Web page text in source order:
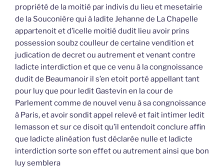
propriété de la moitié par indivis du lieu et mesetairie
de la Souconière qui à ladite Jehanne de La Chapelle
appartenoit et d’icelle moitié dudit lieu avoir prins
possession soubz coulleur de certaine vendition et
judication de decret ou autrement et venant contre
ladicte interdiction et que ce venu à la congnoissance
dudit de Beaumanoir il s’en etoit porté appellant tant
pour luy que pour ledit Gastevin en la cour de
Parlement comme de nouvel venu à sa congnoissance
à Paris, et avoir sondit appel relevé et fait intimer ledit
lemasson et sur ce disoit qu’il entendoit conclure affin
que ladicte alinéation fust déclarée nulle et ladicte
interdiction sorte son effet ou autrement ainsi que bon
luy semblera